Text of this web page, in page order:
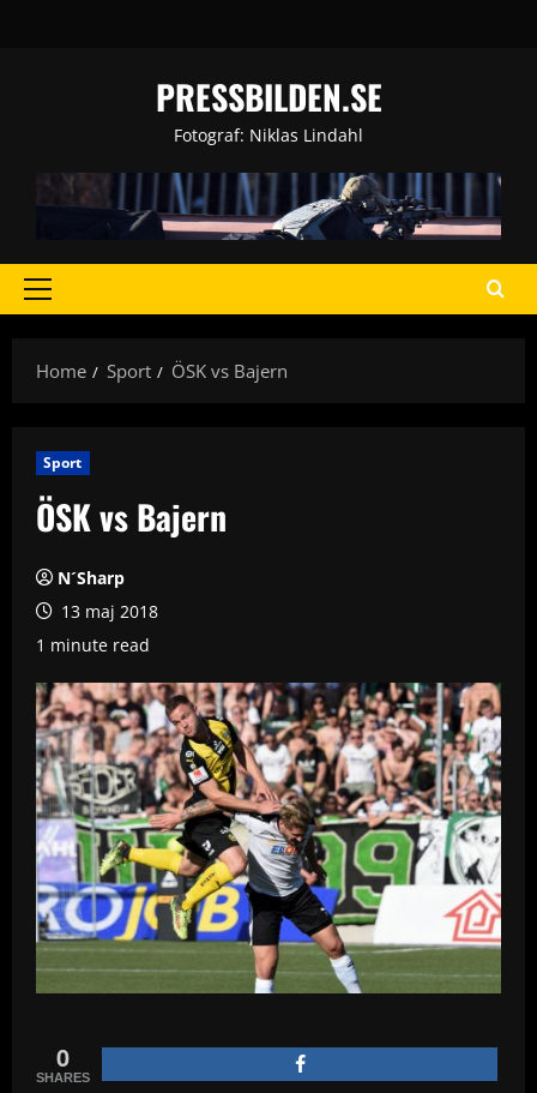
PRESSBILDEN.SE
Fotograf: Niklas Lindahl
Primary
Home
Sport ÖSK vs Bajern
Sport
ÖSK vs Bajern
N´Sharp
13 maj 2018
1 minute read
0
SHARES